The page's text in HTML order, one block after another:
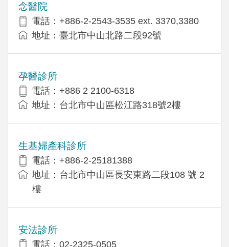
念醫院
電話：+886-2-2543-3535 ext. 3370,3380
地址：臺北市中山北路二段92號
孕醫診所
電話：+886 2 2100-6318
地址：台北市中山區松江路318號2樓
生基婦產科診所
電話：+886-2-25181388
地址：台北市中山區長安東路二段108 號 2
樓
安法診所
電話：02-2325-0505